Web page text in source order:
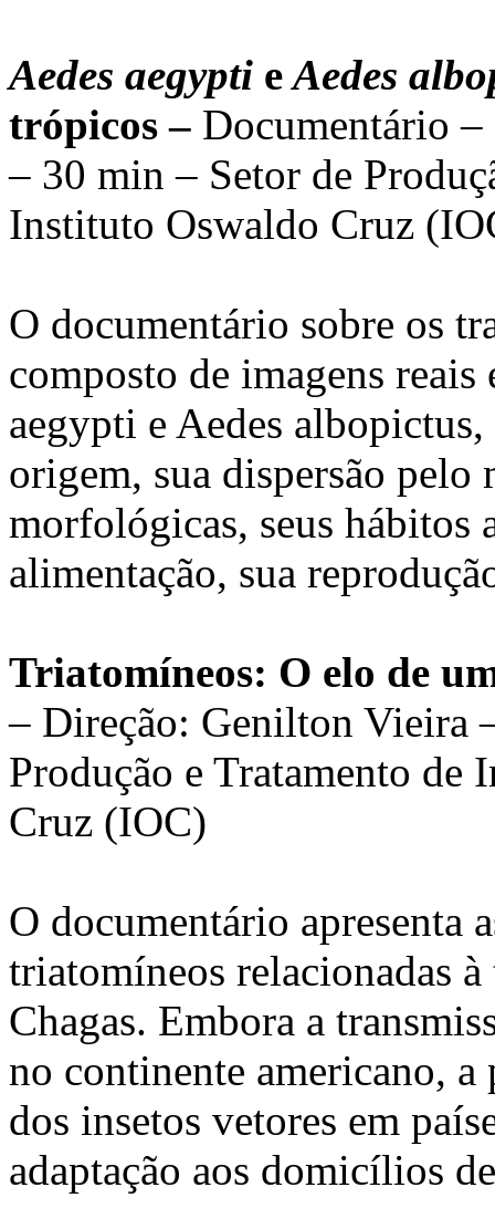
Aedes aegypti eAedes
trópicos – Documentário
– 30 min – Setor de
Instituto Oswaldo Cruz
O documentário sobre os
composto de imagens
aegypti e Aedes
origem, sua dispersão pelo
morfológicas, seus hábitos
alimentação, sua
Triatomíneos: O elo de
– Direção: Genilton Vieira
Produção e Tratamento de
Cruz (IOC)
O documentário apresenta
triatomíneos relacionadas
Chagas. Embora a
no continente americano, a
dos insetos vetores em
adaptação aos domicílios